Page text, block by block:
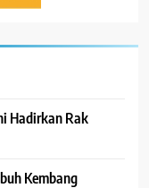
Hadirkan Rak
Kembang